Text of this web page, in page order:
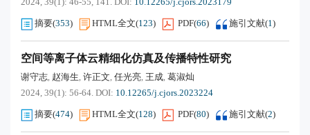
摘要(353) HTML全文(123) PDF(66) 施引文献(1)
空间等离子体云精细化仿真及传播特性研究
谢守志, 赵海生, 许正文, 任光亮, 王成, 葛淑灿
2024, 39(1): 56-64. DOI: 10.12265/j.cjors.2023224
摘要(474) HTML全文(128) PDF(80) 施引文献(2)